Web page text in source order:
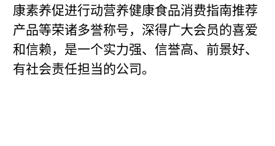
康素养促进行动营养健康食品消费指南推荐
产品等荣诸多誉称号，深得广大会员的喜爱
和信赖，是一个实力强、信誉高、前景好、
有社会责任担当的公司。